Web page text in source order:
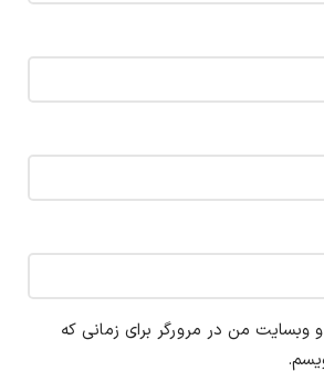
و وبسایت من در مرورگر برای زمانی که